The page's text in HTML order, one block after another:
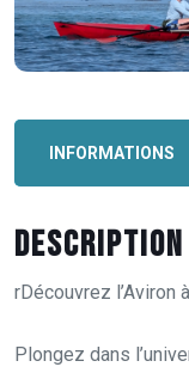
INFORMATIONS
Description
rDécouvrez l’Aviron
Plongez dans